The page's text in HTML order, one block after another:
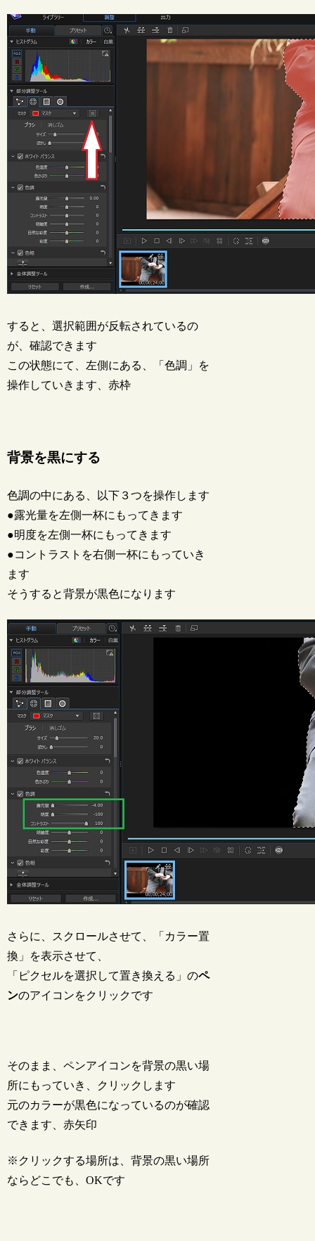
すると、選択範囲が反転されているの
が、確認できます
この状態にて、左側にある、「色調」を
操作していきます、赤枠
背景を黒にする
色調の中にある、以下３つを操作します
●露光量を左側一杯にもってきます
●明度を左側一杯にもってきます
●コントラストを右側一杯にもっていき
ます
そうすると背景が黒色になります
さらに、スクロールさせて、「カラー置
換」を表示させて、
「ピクセルを選択して置き換える」のペ
ンのアイコンをクリックです
そのまま、ペンアイコンを背景の黒い場
所にもっていき、クリックします
元のカラーが黒色になっているのが確認
できます、赤矢印
※クリックする場所は、背景の黒い場所
ならどこでも、OKです